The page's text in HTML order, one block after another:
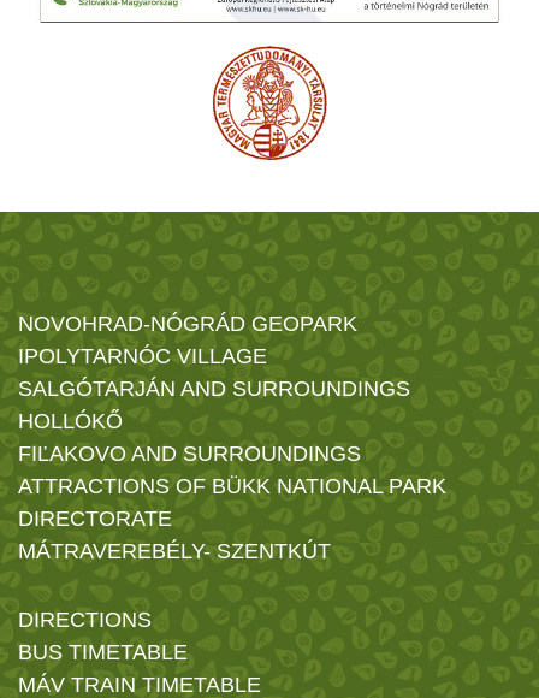
NOVOHRAD-NÓGRÁD GEOPARK
IPOLYTARNÓC VILLAGE
SALGÓTARJÁN AND SURROUNDINGS
HOLLÓKŐ
FIĽAKOVO AND SURROUNDINGS
ATTRACTIONS OF BÜKK NATIONAL PARK
DIRECTORATE
MÁTRAVEREBÉLY- SZENTKÚT
DIRECTIONS
BUS TIMETABLE
MÁV TRAIN TIMETABLE